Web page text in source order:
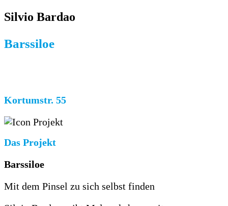
Silvio Bardao
Barssiloe
Kortumstr. 55
Das Projekt
Barssiloe
Mit dem Pinsel zu sich selbst finden